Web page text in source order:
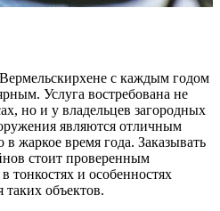
с каждым годом
Услуга востребована не
но и у владельцев загородных
являются отличным
жаркое время года. Заказывать
стоит проверенным
тонкостях и особенностях
таких объектов.